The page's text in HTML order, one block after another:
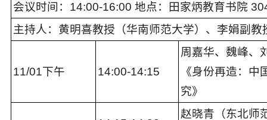
会议时间：14:00-16:00 地点：
田家炳教育书院
主持人： 黄明喜教授（华南师范大学）、 李娟副 教
11/01下午 14:00-14:15
周嘉华、魏峰、
《身份再造：
究》
赵晓青（东北师